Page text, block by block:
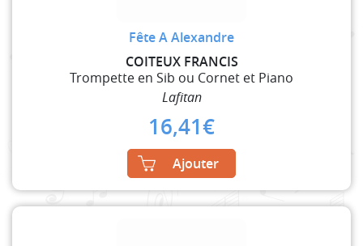
Fête A Alexandre
COITEUX FRANCIS
Trompette en Sib ou Cornet et Piano
Lafitan
16,41€
Ajouter